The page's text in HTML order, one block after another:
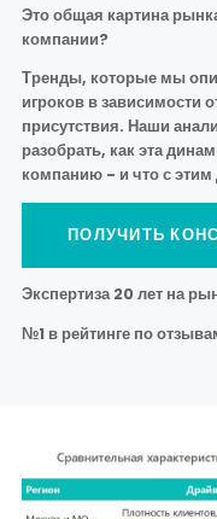
Это общая картина
компании?
Тренды, которые мы
игроков в зависимости
присутствия. Наши
разобрать, как эта
компанию - и что с этим
ПОЛУЧИТЬ
Экспертиза 20 лет на
№1 в рейтинге по